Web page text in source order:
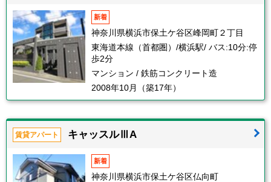
新着
神奈川県横浜市保土ケ谷区峰岡町２丁目
東海道本線（首都圏）/横浜駅/ バス:10分:停
歩2分
マンション / 鉄筋コンクリート造
2008年10月（築17年）
賃貸アパート キャッスルⅢA
新着
神奈川県横浜市保土ケ谷区仏向町